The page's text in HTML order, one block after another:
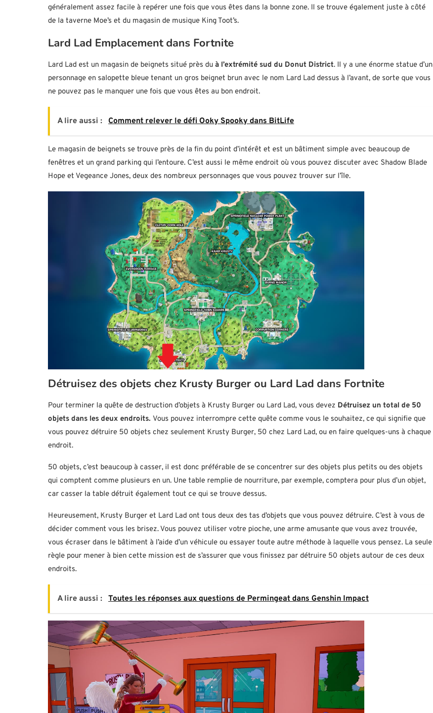
généralement assez facile à repérer une fois que vous êtes dans la bonne zone. Il se trouve également juste à côté
de la taverne Moe’s et du magasin de musique King Toot’s.
Lard Lad Emplacement dans Fortnite
Lard Lad est un magasin de beignets situé près du à l’extrémité sud du Donut District. Il y a une énorme statue d’un
personnage en salopette bleue tenant un gros beignet brun avec le nom Lard Lad dessus à l’avant, de sorte que vous
ne pouvez pas le manquer une fois que vous êtes au bon endroit.
A lire aussi : Comment relever le défi Ooky Spooky dans BitLife
Le magasin de beignets se trouve près de la fin du point d’intérêt et est un bâtiment simple avec beaucoup de
fenêtres et un grand parking qui l’entoure. C’est aussi le même endroit où vous pouvez discuter avec Shadow Blade
Hope et Vegeance Jones, deux des nombreux personnages que vous pouvez trouver sur l’île.
Détruisez des objets chez Krusty Burger ou Lard Lad dans Fortnite
Pour terminer la quête de destruction d’objets à Krusty Burger ou Lard Lad, vous devez Détruisez un total de 50
objets dans les deux endroits. Vous pouvez interrompre cette quête comme vous le souhaitez, ce qui signifie que
vous pouvez détruire 50 objets chez seulement Krusty Burger, 50 chez Lard Lad, ou en faire quelques-uns à chaque
endroit.
50 objets, c’est beaucoup à casser, il est donc préférable de se concentrer sur des objets plus petits ou des objets
qui comptent comme plusieurs en un. Une table remplie de nourriture, par exemple, comptera pour plus d’un objet,
car casser la table détruit également tout ce qui se trouve dessus.
Heureusement, Krusty Burger et Lard Lad ont tous deux des tas d’objets que vous pouvez détruire. C’est à vous de
décider comment vous les brisez. Vous pouvez utiliser votre pioche, une arme amusante que vous avez trouvée,
vous écraser dans le bâtiment à l’aide d’un véhicule ou essayer toute autre méthode à laquelle vous pensez. La seule
règle pour mener à bien cette mission est de s’assurer que vous finissez par détruire 50 objets autour de ces deux
endroits.
A lire aussi : Toutes les réponses aux questions de Permingeat dans Genshin Impact